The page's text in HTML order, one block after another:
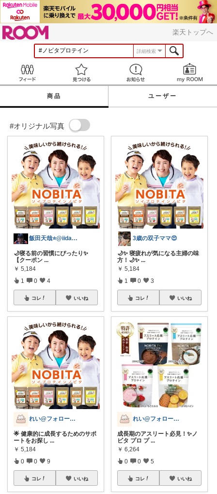
楽天トップへ
詳細検索
見つける お知らせ
商品 ユーザー
#オリジナル写真
飯田天哉⭐️@iida.tennya
🌙寝る前の習慣にぴったり✨
【クーポン ...
￥ 5,184
1 0 4
コレ いいね
れい@フォロー＆経由購入感謝です♪
🌟 健康的に成長するためのサポ
ートをお探し ...
￥ 5,184
0 0 9
コレ いいね
3歳の双子ママ😍
🌙✨ 寝疲れが気になる主婦の味
方！🌙✨ ...
￥ 5,184
1 0 3
コレ いいね
れい@フォロー＆経由購入感謝です♪
成長期のアスリート必見！✨ノ
ビタ プロ プ ...
￥ 6,264
0 0 5
コレ いいね